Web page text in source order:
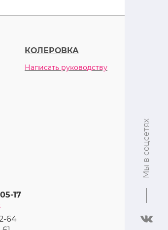
Мы в соцсетях
КОЛЕРОВКА
Написать руководству
17
64